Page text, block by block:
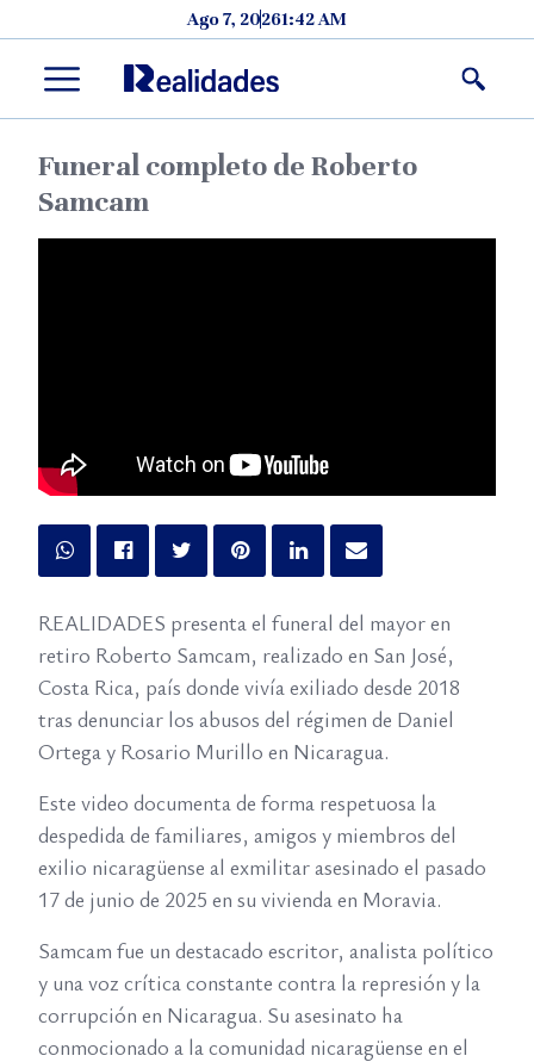
Ago 7, 20261:42 AM
Menu
Funeral completo de Roberto
Samcam
REALIDADES presenta el funeral del mayor en
retiro Roberto Samcam, realizado en San José,
Costa Rica, país donde vivía exiliado desde 2018
tras denunciar los abusos del régimen de Daniel
Ortega y Rosario Murillo en Nicaragua.
Este video documenta de forma respetuosa la
despedida de familiares, amigos y miembros del
exilio nicaragüense al exmilitar asesinado el pasado
17 de junio de 2025 en su vivienda en Moravia.
Samcam fue un destacado escritor, analista político
y una voz crítica constante contra la represión y la
corrupción en Nicaragua. Su asesinato ha
conmocionado a la comunidad nicaragüense en el